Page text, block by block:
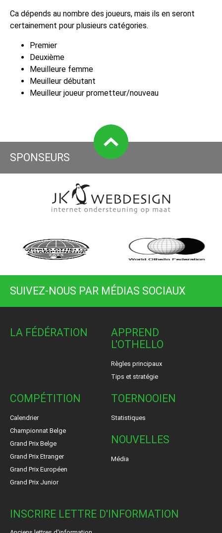
Ca dépends au nombre des joueurs, mais ils en seront
certainement pour plusieurs catégories.
Premier
Deuxième
Meuilleure femme
Meuilleur débutant
Meuilleur joueur prometteur/nouveau
SPONSEURS
SUIVEZ-NOUS PAR MÉDIAS SOCIAUX
LA FÉDÉRATION
APPREND
L'OTHELLO
Règles principaux
Tips et stratégie
COMPÉTITION
Calendrier
Championnat Belge
Grand Prix Belge
Grand Prix Etranger
Grand Prix Européen
Grand Prix Junior
TOERNOOIEN
Statistiques
NOUVELLES
Média
INSCRIRE LETTRE D'INFORMATION